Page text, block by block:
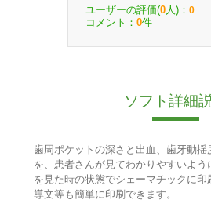
ユーザーの評価(0 人)： 0
コメント： 0件
ソフト詳細
歯周ポケットの深さと出血、歯牙動揺
を、患者さんが見てわかりやすいよう
を見た時の状態でシェーマチックに印
導文等も簡単に印刷できます。